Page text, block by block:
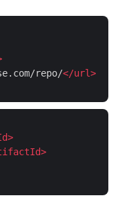
repo/</url